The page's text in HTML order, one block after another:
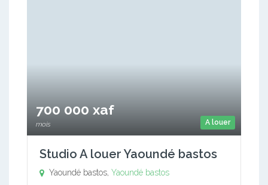
A louer
700 000 xaf
mois
Studio A louer Yaoundé bastos
Yaoundé bastos, Yaoundé bastos